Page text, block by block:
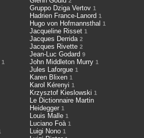
Gruppo Dziga Vertov 1
Hadrien France-Lanord 1
Hugo von Hofmannsthal 1
Jacqueline Risset 1
Jacques Derrida 2
Jacques Rivette 2
Jean-Luc Godard 9
1 John Middleton Murry 1
Jules Laforgue 1
Karen Blixen 1
Karol Kérenyi 1
Krzysztof Kieslowski 1
Le Dictionnaire Martin
Heidegger 1
Louis Malle 1
Luciano Foà 1
Luigi Nono 1